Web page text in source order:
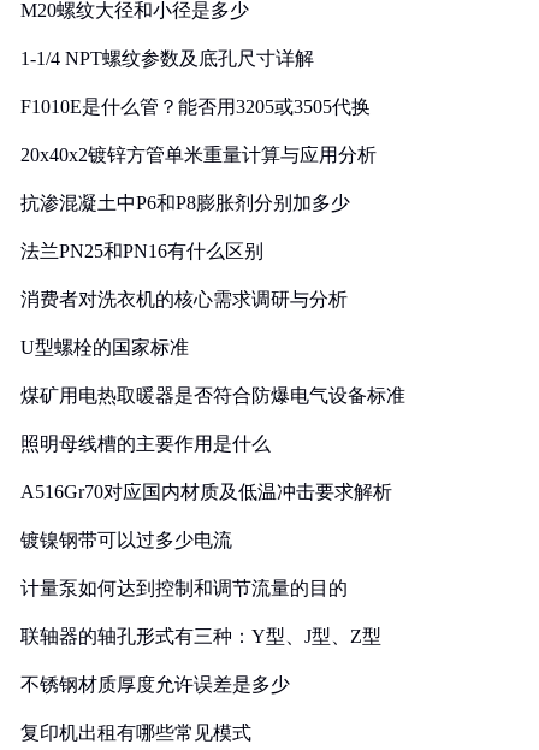
M20螺纹大径和小径是多少
1-1/4 NPT螺纹参数及底孔尺寸详解
F1010E是什么管？能否用3205或3505代换
20x40x2镀锌方管单米重量计算与应用分析
抗渗混凝土中P6和P8膨胀剂分别加多少
法兰PN25和PN16有什么区别
消费者对洗衣机的核心需求调研与分析
U型螺栓的国家标准
煤矿用电热取暖器是否符合防爆电气设备标准
照明母线槽的主要作用是什么
A516Gr70对应国内材质及低温冲击要求解析
镀镍钢带可以过多少电流
计量泵如何达到控制和调节流量的目的
联轴器的轴孔形式有三种：Y型、J型、Z型
不锈钢材质厚度允许误差是多少
复印机出租有哪些常见模式